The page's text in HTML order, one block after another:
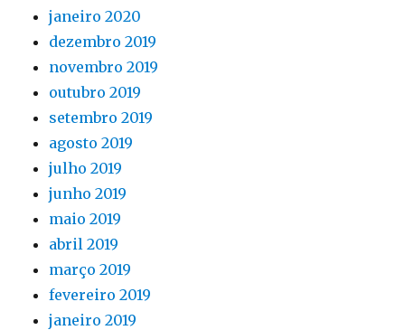
janeiro 2020
dezembro 2019
novembro 2019
outubro 2019
setembro 2019
agosto 2019
julho 2019
junho 2019
maio 2019
abril 2019
março 2019
fevereiro 2019
janeiro 2019